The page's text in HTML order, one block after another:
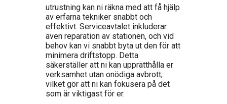
utrustning kan ni räkna med att få hjälp
av erfarna tekniker snabbt och
effektivt. Serviceavtalet inkluderar
även reparation av stationen, och vid
behov kan vi snabbt byta ut den för att
minimera driftstopp. Detta
säkerställer att ni kan upprätthålla er
verksamhet utan onödiga avbrott,
vilket gör att ni kan fokusera på det
som är viktigast för er.